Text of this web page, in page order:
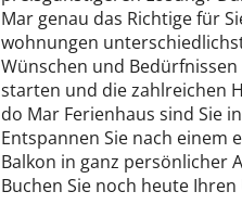
Mar genau das Richtige für
wohnungen
Wünschen und
starten und die zahlreichen
do Mar Ferienhaus sind Sie
Entspannen Sie nach einem
Balkon in ganz persönlicher
Buchen Sie noch heute